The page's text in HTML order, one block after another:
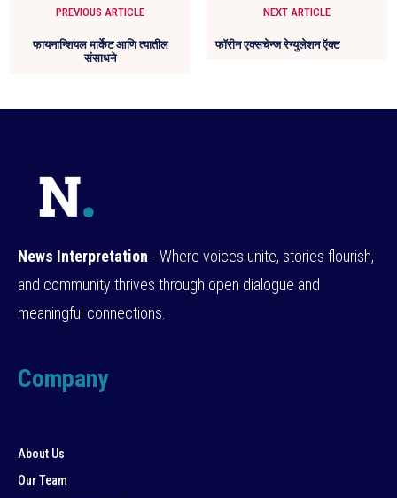
PREVIOUS ARTICLE
फायनान्शियल मार्केट आणि त्यातील
संसाधने
NEXT ARTICLE
फॉरीन एक्सचेन्ज रेग्युलेशन ऍक्ट
News Interpretation - Where voices unite, stories flourish,
and community thrives through open dialogue and
meaningful connections.
Company
About Us
Our Team